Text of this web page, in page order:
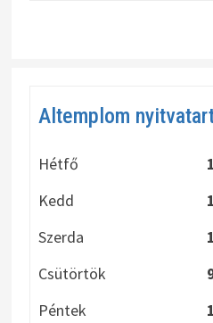
Altemplom
Hétfő
Kedd
Szerda
Csütörtök
Péntek